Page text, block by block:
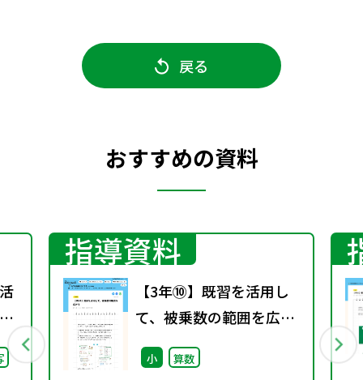
戻る
おすすめの資料
指導資料
【3年⑩】既習を活用し
て、被乗数の範囲を広げ
る
小 算数